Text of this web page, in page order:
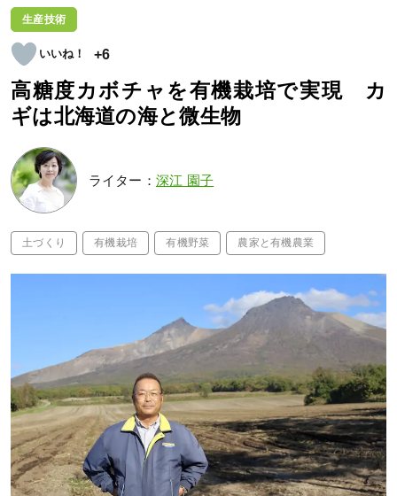
生産技術
+6
高糖度カボチャを有機栽培で実現 カ
ギは北海道の海と微生物
ライター： 深江 園子
土づくり 有機栽培 有機野菜 農家と有機農業